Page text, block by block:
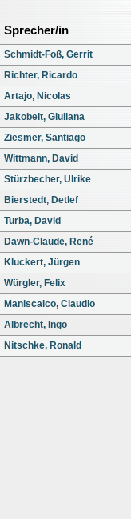
Sprecher/in
Schmidt-Foß, Gerrit
Richter, Ricardo
Artajo, Nicolas
Jakobeit, Giuliana
Ziesmer, Santiago
Wittmann, David
Stürzbecher, Ulrike
Bierstedt, Detlef
Turba, David
Dawn-Claude, René
Kluckert, Jürgen
Würgler, Felix
Maniscalco, Claudio
Albrecht, Ingo
Nitschke, Ronald